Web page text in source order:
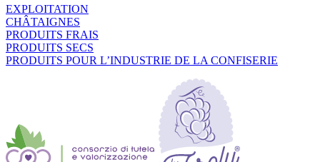
EXPLOITATION
CHÂTAIGNES
PRODUITS FRAIS
PRODUITS SECS
PRODUITS POUR L’INDUSTRIE DE LA CONFISERIE